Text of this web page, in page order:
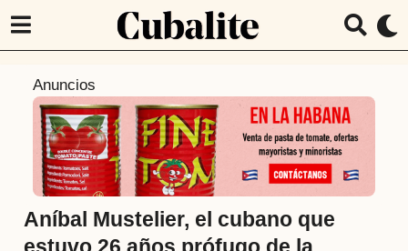
t
Anuncios
Aníbal Mustelier, el cubano que
estuvo 26 años prófugo de la